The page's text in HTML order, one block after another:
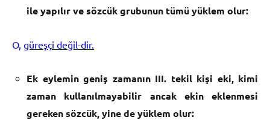
ile yapılır ve sözcük grubunun tümüyüklem olur:
O, güreşçi değil-dir.
Ek eylemin geniş zamanın III. tekil kişi eki, kimi
zaman kullanılmayabilir ancak ekin eklenmesi
gereken sözcük, yine de yüklem olur: